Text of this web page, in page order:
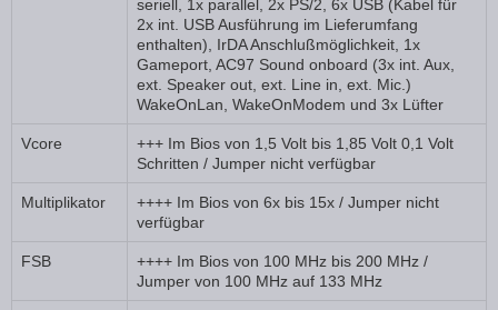
seriell, 1x parallel, 2x PS/2, 6x USB (Kabel für
2x int. USB Ausführung im Lieferumfang
enthalten), IrDA Anschlußmöglichkeit, 1x
Gameport, AC97 Sound onboard (3x int. Aux,
ext. Speaker out, ext. Line in, ext. Mic.)
WakeOnLan, WakeOnModem und 3x Lüfter
Vcore
+++ Im Bios von 1,5 Volt bis 1,85 Volt 0,1 Volt
Schritten / Jumper nicht verfügbar
Multiplikator
++++ Im Bios von 6x bis 15x / Jumper nicht
verfügbar
FSB
++++ Im Bios von 100 MHz bis 200 MHz /
Jumper von 100 MHz auf 133 MHz